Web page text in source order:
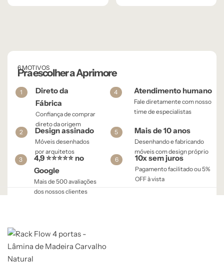
6 MOTIVOS
Pra escolher a Aprimore
1
Direto da
Fábrica
Confiança de comprar
direto da origem
4 Atendimento humano
Fale diretamente com nosso
time de especialistas
2 Design assinado
Móveis desenhados
por arquitetos
5 Mais de 10 anos
Desenhando e fabricando
móveis com design próprio
3
4,9 ⭐⭐⭐⭐⭐ no
Google
Mais de 500 avaliações
dos nossos clientes
6 10x sem juros
Pagamento facilitado ou 5%
OFF à vista​